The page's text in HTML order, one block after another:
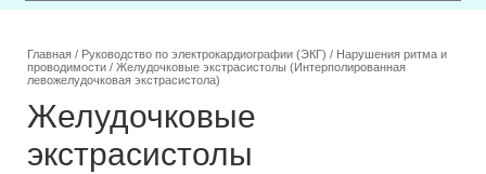
Главная / Руководство по электрокардиографии (ЭКГ) / Нарушения ритма и
проводимости / Желудочковые экстрасистолы (Интерполированная
левожелудочковая экстрасистола)
Желудочковые
экстрасистолы